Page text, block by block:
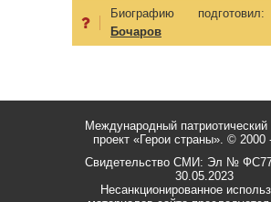
Биографию
Бочаров
Международный патриотический
проект «Герои страны». © 2000
Свидетельство СМИ: Эл №
30.05.2023
Несанкционированное